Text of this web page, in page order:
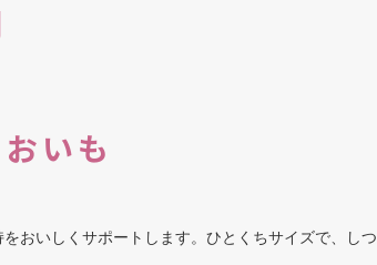
いも
おいしくサポートします。ひとくちサイズで、しつ